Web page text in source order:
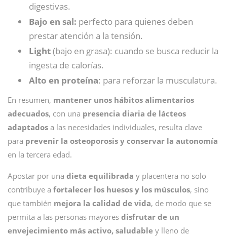
digestivas.
Bajo en sal: perfecto para quienes deben
prestar atención a la tensión.
Light(bajo en grasa): cuando se busca reducir la
ingesta de calorías.
Alto en proteína: para reforzar la musculatura.
En resumen, mantener unos hábitos alimentarios
adecuados, con una presencia diaria de lácteos
adaptados a las necesidades individuales, resulta clave
para prevenir la osteoporosis y conservar la autonomía
en la tercera edad.
Apostar por una dieta equilibrada y placentera no solo
contribuye a fortalecer los huesos y los músculos, sino
que también mejora la calidad de vida, de modo que se
permita a las personas mayores disfrutar de un
envejecimiento más activo, saludable y lleno de